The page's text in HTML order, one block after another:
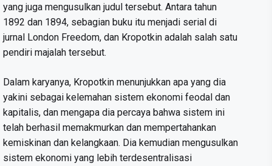
yang juga mengusulkan judul tersebut. Antara tahun
1892 dan 1894, sebagian buku itu menjadi serial di
jurnal London Freedom, dan Kropotkin adalah salah satu
pendiri majalah tersebut.
Dalam karyanya, Kropotkin menunjukkan apa yang dia
yakini sebagai kelemahan sistem ekonomi feodal dan
kapitalis, dan mengapa dia percaya bahwa sistem ini
telah berhasil memakmurkan dan mempertahankan
kemiskinan dan kelangkaan. Dia kemudian mengusulkan
sistem ekonomi yang lebih terdesentralisasi